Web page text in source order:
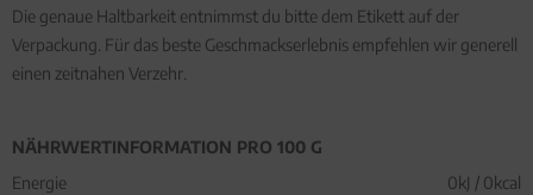
Die genaue Haltbarkeit entnimmst du bitte dem Etikett auf der
Verpackung. Für das beste Geschmackserlebnis empfehlen wir generell
einen zeitnahen Verzehr.
NÄHRWERTINFORMATION PRO 100 G
Energie
0kJ / 0kcal